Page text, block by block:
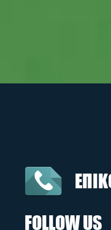
FOLLOW US